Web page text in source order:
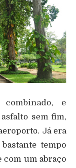
e
sem fim,
Já era
tempo
com um abraço